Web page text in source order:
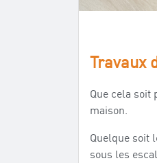
Travaux
Que cela
maison.
Quelque soit
sous les